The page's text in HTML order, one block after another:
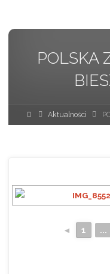
POLSKA
Strona
główna
Aktualności
◄ 1 ...